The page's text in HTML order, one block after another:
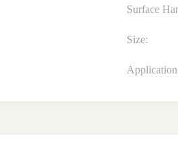
Surface
Size: